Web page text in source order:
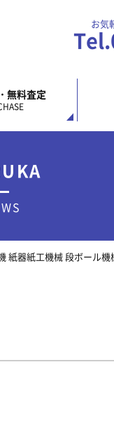
お気
無料査定
紙器紙工機械 段ボール機